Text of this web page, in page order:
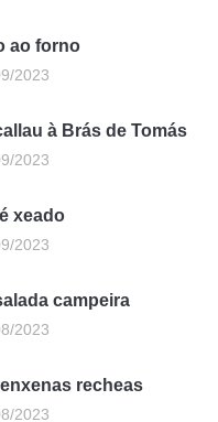
ao forno
2023
à Brás de Tomás
2023
xeado
2023
campeira
2023
recheas
2023